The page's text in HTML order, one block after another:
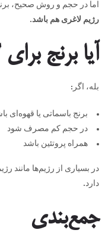
اما در حجم و روش صحیح،
رژیم لاغری هم باشد.
آیا برنج
بله، اگر:
برنج باسماتی یا قهوه‌ای
در حجم کم مصرف شود
همراه پروتئین باشد
دارد.
جمع‌بندی